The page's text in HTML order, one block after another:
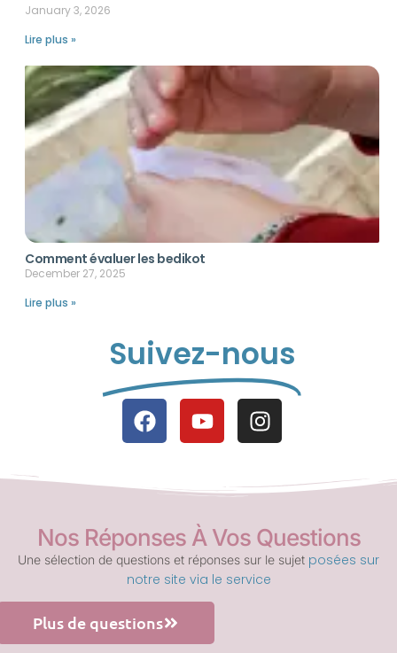
January 3, 2026
Lire plus »
Comment évaluer les bedikot
December 27, 2025
Lire plus »
Suivez-nous
Nos Réponses À Vos Questions
Une sélection de questions et réponses sur le sujet posées sur
notre site via le service
Plus de questions